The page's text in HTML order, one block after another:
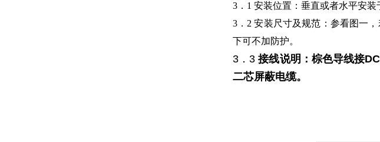
3．1 安装位置：垂直或者水平安
3．2 安装尺寸及规范：参看图一
下可不加防护。
3．3 接线说明：棕色导线接
二芯屏蔽电缆。